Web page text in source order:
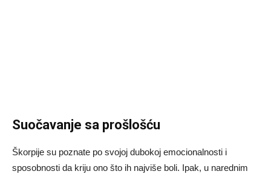
Suočavanje sa prošlošću
Škorpije su poznate po svojoj dubokoj emocionalnosti i
sposobnosti da kriju ono što ih najviše boli. Ipak, u narednim